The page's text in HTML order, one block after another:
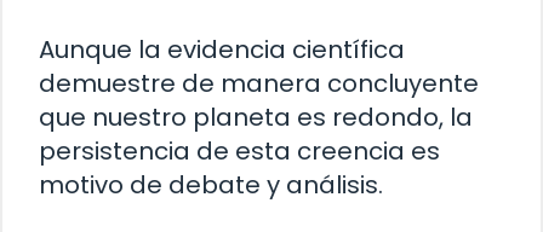
Aunque la evidencia científica
demuestre de manera concluyente
que nuestro planeta es redondo, la
persistencia de esta creencia es
motivo de debate y análisis.